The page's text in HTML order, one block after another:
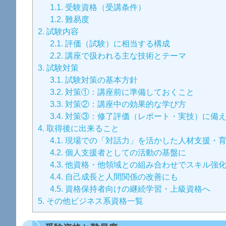
1.1. 受験資格（受講条件）
1.2. 難易度
2. 試験内容
2.1. 評価（試験）に相当する構成
2.2. 講座で扱われる主な技術とテーマ
3. 試験対策
3.1. 試験対策の基本方針
3.2. 対策①：講座前に準備しておくこと
3.3. 対策②：講座中の効果的な学び方
3.4. 対策③：修了評価（レポート・実技）に備
4. 取得後に出来ること
4.1. 現場での「対話力」を活かした人材支援・
4.2. 個人支援者としての活動の基盤に
4.3. 他資格・他領域との組み合わせでスキル強化
4.4. 自己成長と人間関係の改善にも
4.5. 資格保持者向けの継続学習・上級資格へ
5. その他ビジネス系資格一覧